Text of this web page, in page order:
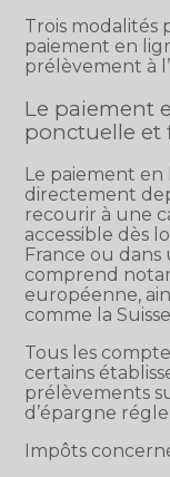
Trois modalités
paiement en
prélèvement à
Le paiement
ponctuelle et
Le paiement
directement
recourir à une
accessible dès
France ou dans
comprend
européenne,
comme la
Tous les
certains
prélèvements
d’épargne
Impôts